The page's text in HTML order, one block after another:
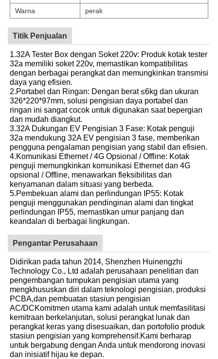
Warna
perak
Titik Penjualan
1.32A Tester Box dengan Soket 220v: Produk kotak tester
32a memiliki soket 220v, memastikan kompatibilitas
dengan berbagai perangkat dan memungkinkan transmisi
daya yang efisien.
2.Portabel dan Ringan: Dengan berat ≤6kg dan ukuran
326*220*97mm, solusi pengisian daya portabel dan
ringan ini sangat cocok untuk digunakan saat bepergian
dan mudah diangkut.
3.32A Dukungan EV Pengisian 3 Fase: Kotak penguji
32a mendukung 32A EV pengisian 3 fase, memberikan
pengguna pengalaman pengisian yang stabil dan efisien.
4.Komunikasi Ethernet / 4G Opsional / Offline: Kotak
penguji memungkinkan komunikasi Ethernet dan 4G
opsional / Offline, menawarkan fleksibilitas dan
kenyamanan dalam situasi yang berbeda.
5.Pembekuan alami dan perlindungan IP55: Kotak
penguji menggunakan pendinginan alami dan tingkat
perlindungan IP55, memastikan umur panjang dan
keandalan di berbagai lingkungan.
Pengantar Perusahaan
Didirikan pada tahun 2014, Shenzhen Huinengzhi
Technology Co., Ltd adalah perusahaan penelitian dan
pengembangan tumpukan pengisian utama yang
mengkhususkan diri dalam teknologi pengisian, produksi
PCBA,dan pembuatan stasiun pengisian
AC/DCKomitmen utama kami adalah untuk memfasilitasi
kemitraan berkelanjutan, solusi perangkat lunak dan
perangkat keras yang disesuaikan, dan portofolio produk
stasiun pengisian yang komprehensif.Kami berharap
untuk bergabung dengan Anda untuk mendorong inovasi
dan inisiatif hijau ke depan.